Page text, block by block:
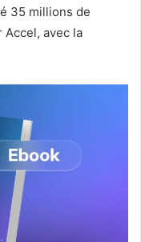
35 millions de
Accel, avec la